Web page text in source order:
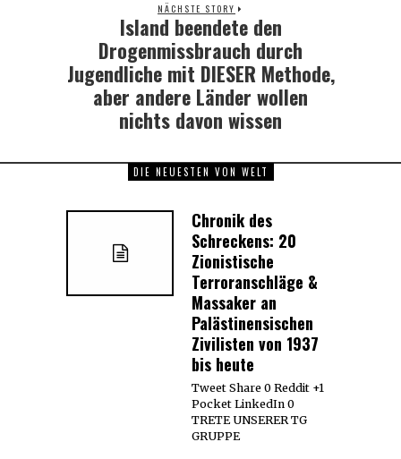
NÄCHSTE STORY
Next
Island beendete den
Drogenmissbrauch durch
Jugendliche mit DIESER Methode,
aber andere Länder wollen
nichts davon wissen
DIE NEUESTEN VON WELT
Chronik des
Schreckens: 20
Zionistische
Terroranschläge &
Massaker an
Palästinensischen
Zivilisten von 1937
bis heute
Tweet Share 0 Reddit +1
Pocket LinkedIn 0
TRETE UNSERER TG
GRUPPE